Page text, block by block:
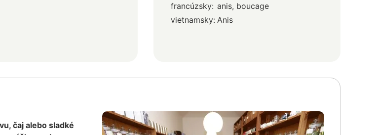
francúzsky: anis, boucage
vietnamsky: Anis
čaj alebo sladké